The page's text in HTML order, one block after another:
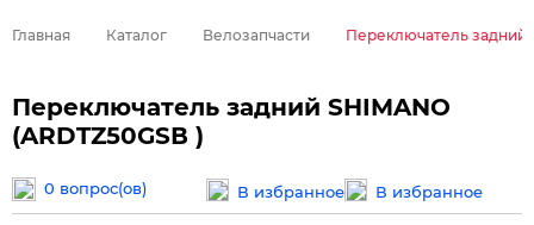
Главная Каталог Велозапчасти Переключатель задний
Переключатель задний SHIMANO
(ARDTZ50GSВ )
0 вопрос(ов) В избранное В избранное